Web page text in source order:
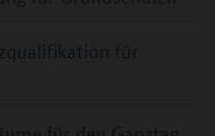
für